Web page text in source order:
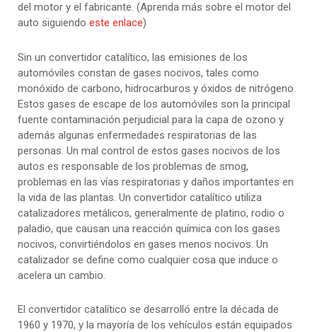
del motor y el fabricante. (Aprenda más sobre el motor del
auto siguiendo este enlace)
Sin un convertidor catalítico, las emisiones de los
automóviles constan de gases nocivos, tales como
monóxido de carbono, hidrocarburos y óxidos de nitrógeno.
Estos gases de escape de los automóviles son la principal
fuente contaminación perjudicial para la capa de ozono y
además algunas enfermedades respiratorias de las
personas. Un mal control de estos gases nocivos de los
autos es responsable de los problemas de smog,
problemas en las vías respiratorias y daños importantes en
la vida de las plantas. Un convertidor catalítico utiliza
catalizadores metálicos, generalmente de platino, rodio o
paladio, que causan una reacción química con los gases
nocivos, convirtiéndolos en gases menos nocivos. Un
catalizador se define como cualquier cosa que induce o
acelera un cambio.
El convertidor catalítico se desarrolló entre la década de
1960 y 1970, y la mayoría de los vehículos están equipados